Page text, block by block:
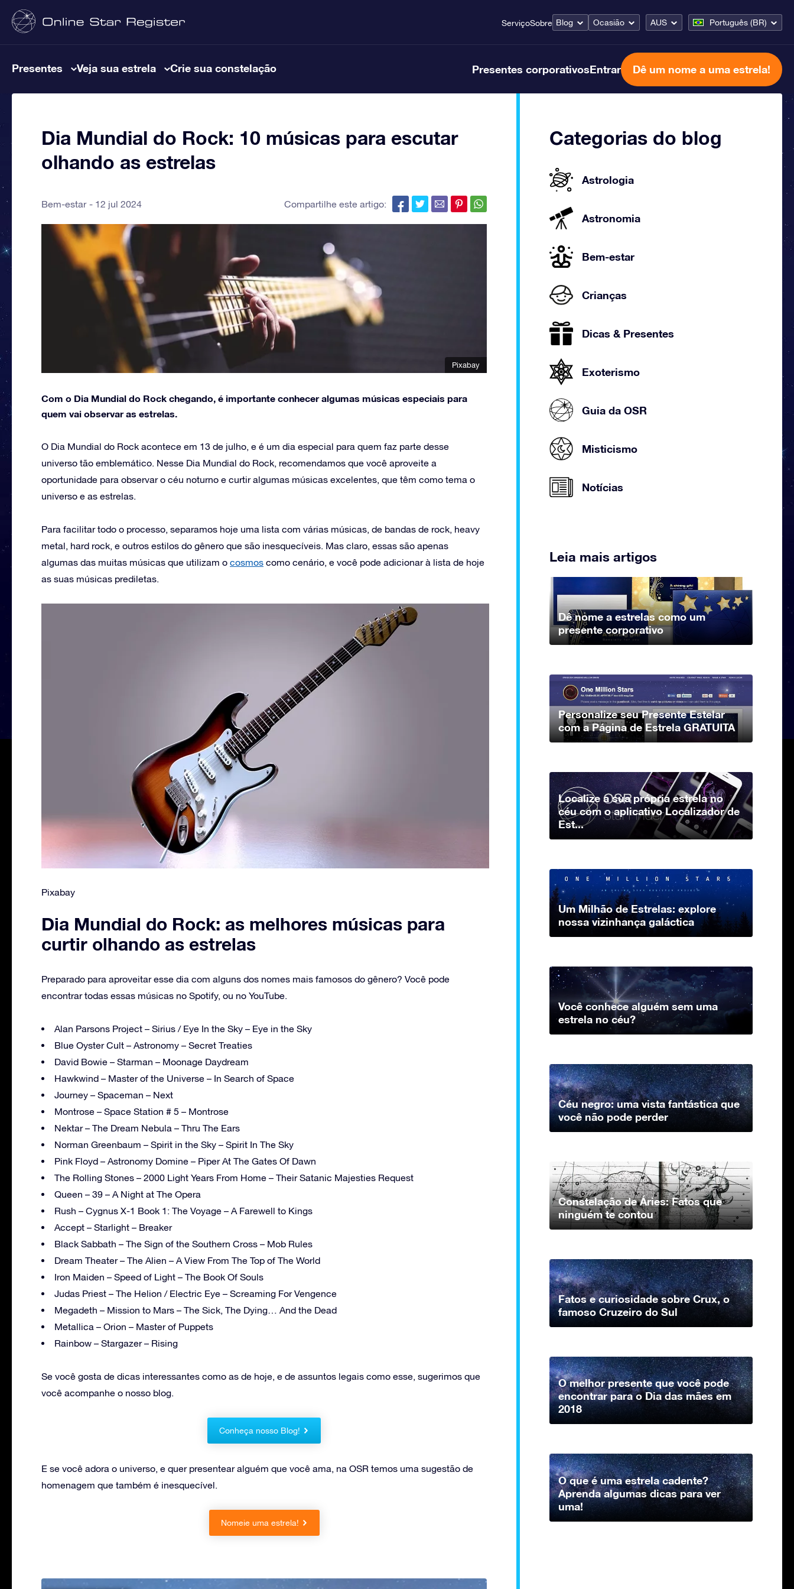
ServiçoSobre Blog Ocasião AUS Português (BR)
Presentes Veja sua estrela Crie sua constelação Presentes corporativosEntrar Dê um nome a uma estrela!
Dia Mundial do Rock: 10 músicas para escutar
olhando as estrelas
Bem-estar 12 jul 2024 Compartilhe este artigo:
Pixabay
Com o Dia Mundial do Rock chegando, é importante conhecer algumas músicas especiais para
quem vai observar as estrelas.
O Dia Mundial do Rock acontece em 13 de julho, e é um dia especial para quem faz parte desse
universo tão emblemático. Nesse Dia Mundial do Rock, recomendamos que você aproveite a
oportunidade para observar o céu noturno e curtir algumas músicas excelentes, que têm como tema o
universo e as estrelas.
Para facilitar todo o processo, separamos hoje uma lista com várias músicas, de bandas de rock, heavy
metal, hard rock, e outros estilos do gênero que são inesquecíveis. Mas claro, essas são apenas
algumas das muitas músicas que utilizam o cosmos como cenário, e você pode adicionar à lista de hoje
as suas músicas prediletas.
Pixabay
Dia Mundial do Rock: as melhores músicas para
curtir olhando as estrelas
Preparado para aproveitar esse dia com alguns dos nomes mais famosos do gênero? Você pode
encontrar todas essas músicas no Spotify, ou no YouTube.
Alan Parsons Project – Sirius / Eye In the Sky – Eye in the Sky
Blue Oyster Cult – Astronomy – Secret Treaties
David Bowie – Starman – Moonage Daydream
Hawkwind – Master of the Universe – In Search of Space
Journey – Spaceman – Next
Montrose – Space Station # 5 – Montrose
Nektar – The Dream Nebula – Thru The Ears
Norman Greenbaum – Spirit in the Sky – Spirit In The Sky
Pink Floyd – Astronomy Domine – Piper At The Gates Of Dawn
The Rolling Stones – 2000 Light Years From Home – Their Satanic Majesties Request
Queen – 39 – A Night at The Opera
Rush – Cygnus X-1 Book 1: The Voyage – A Farewell to Kings
Accept – Starlight – Breaker
Black Sabbath – The Sign of the Southern Cross – Mob Rules
Dream Theater – The Alien – A View From The Top of The World
Iron Maiden – Speed of Light – The Book Of Souls
Judas Priest – The Helion / Electric Eye – Screaming For Vengence
Megadeth – Mission to Mars – The Sick, The Dying… And the Dead
Metallica – Orion – Master of Puppets
Rainbow – Stargazer – Rising
Se você gosta de dicas interessantes como as de hoje, e de assuntos legais como esse, sugerimos que
você acompanhe o nosso blog.
Conheça nosso Blog!
E se você adora o universo, e quer presentear alguém que você ama, na OSR temos uma sugestão de
homenagem que também é inesquecível.
Nomeie uma estrela!
Categorias do blog
Astrologia
Astronomia
Bem-estar
Crianças
Dicas & Presentes
Exoterismo
Guia da OSR
Misticismo
Notícias
Leia mais artigos
Dê nome a estrelas como um
presente corporativo
Personalize seu Presente Estelar
com a Página de Estrela GRATUITA
Localize a sua própria estrela no
céu com o aplicativo Localizador de
Est...
Um Milhão de Estrelas: explore
nossa vizinhança galáctica
Você conhece alguém sem uma
estrela no céu?
Céu negro: uma vista fantástica que
você não pode perder
Constelação de Áries: Fatos que
ninguém te contou
Fatos e curiosidade sobre Crux, o
famoso Cruzeiro do Sul
O melhor presente que você pode
encontrar para o Dia das mães em
2018
O que é uma estrela cadente?
Aprenda algumas dicas para ver
uma!